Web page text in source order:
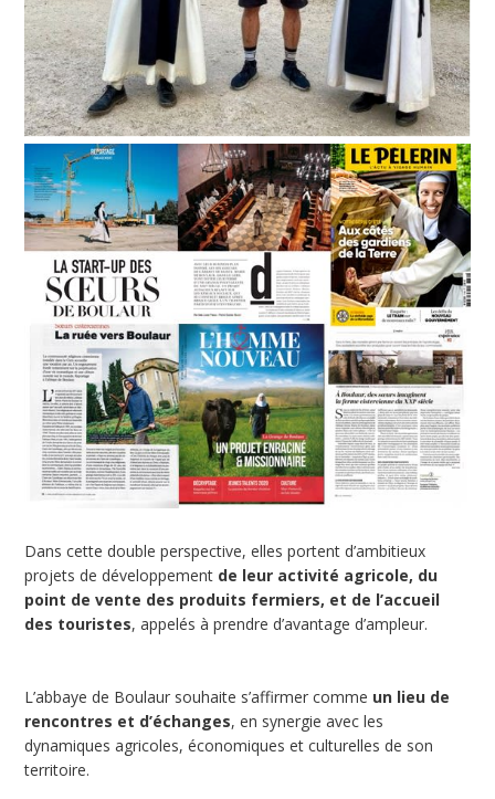
Dans cette double perspective, elles portent d’ambitieux
projets de développement de leur activité agricole, du
point de vente des produits fermiers, et de l’accueil
des touristes, appelés à prendre d’avantage d’ampleur.
L’abbaye de Boulaur souhaite s’affirmer comme un lieu de
rencontres et d’échanges, en synergie avec les
dynamiques agricoles, économiques et culturelles de son
territoire.